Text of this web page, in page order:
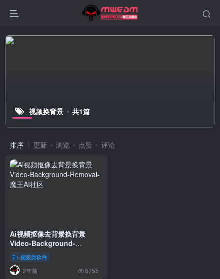
视频换背景 共1篇
排序 更新 浏览 点赞 评论
Ai视频抠像去背景换背景
Video-Background-
Removal
视频类软件
2年前 8755